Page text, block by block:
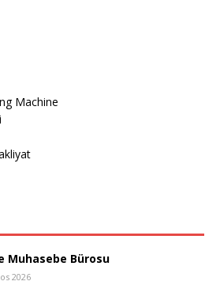
Machine
Muhasebe Bürosu
2026